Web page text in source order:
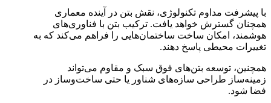
با پیشرفت مداوم تکنولوژی، نقش بتن در آینده معماری
همچنان گسترش خواهد یافت. ترکیب بتن با فناوری‌های
هوشمند، امکان ساخت ساختمان‌هایی را فراهم می‌کند که به
تغییرات محیطی پاسخ دهند.
همچنین، توسعه بتن‌های فوق سبک و مقاوم می‌تواند
زمینه‌ساز طراحی سازه‌های شناور یا حتی ساخت‌وساز در
فضا شود.